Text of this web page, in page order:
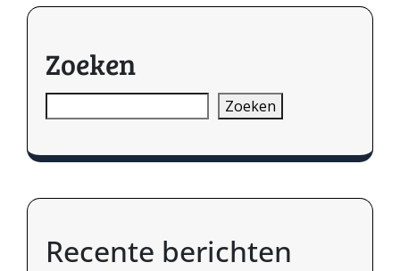
Zoeken
Zoeken
Recente berichten